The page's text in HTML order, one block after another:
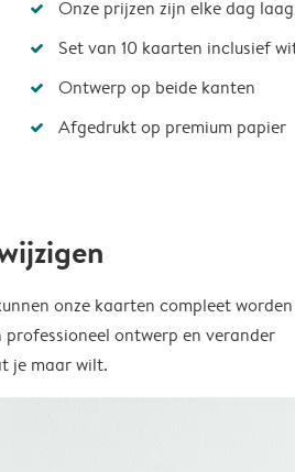
Onze prijzen zijn elke dag
Set van 10 kaarten inclusief
Ontwerp op beide kanten
Afgedrukt op premium papier
onze kaarten compleet worden
ontwerp en verander
je maar wilt.